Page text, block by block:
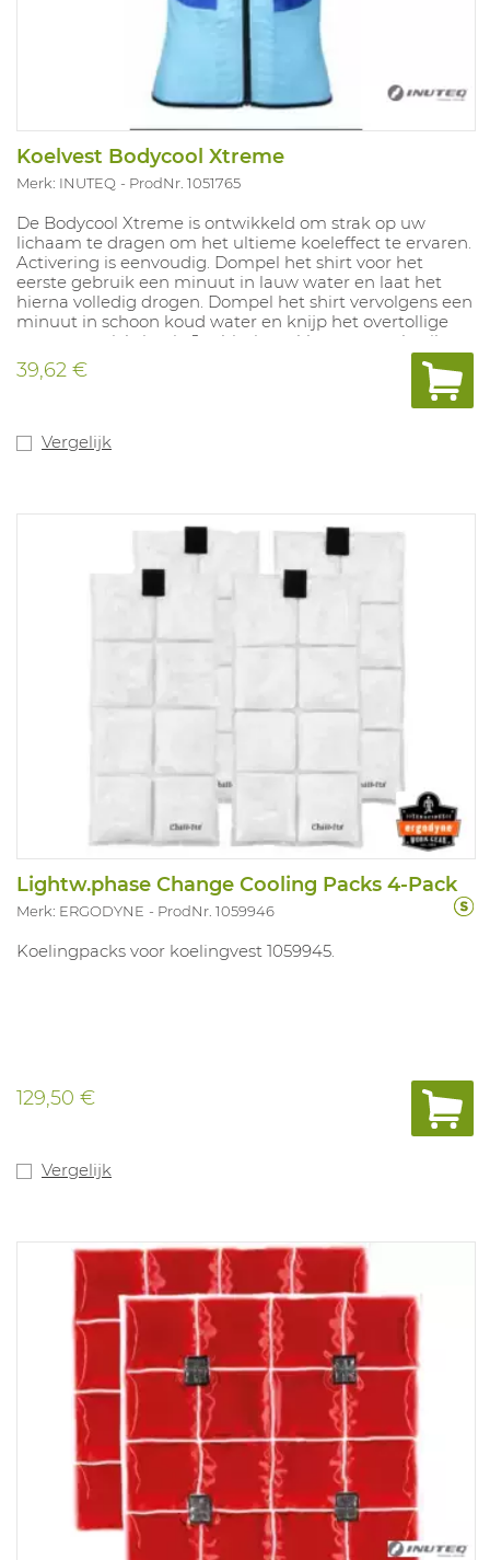
Koelvest Bodycool Xtreme
Merk: INUTEQ ProdNr. 1051765
De Bodycool Xtreme is ontwikkeld om strak op uw
lichaam te dragen om het ultieme koeleffect te ervaren.
Activering is eenvoudig. Dompel het shirt voor het
eerste gebruik een minuut in lauw water en laat het
hierna volledig drogen. Dompel het shirt vervolgens een
minuut in schoon koud water en knijp het overtollige
water voorzichtig uit. Je shirt is nu klaar voor gebruik en
zal je een aantal uren comfortabel koel houden. Bewaar
je shirt in de speciale opbergkoker. Het kan vochtig
worden bewaard ( bij voldoende ventilatie)of worden
hard als het volledig is gedroogd. 1) Dompel in water 2)
39,62 €
Vergelijk
Lightw.phase Change Cooling Packs 4-Pack
Merk: ERGODYNE ProdNr. 1059946
Koelingpacks voor koelingvest 1059945.
129,50 €
Vergelijk